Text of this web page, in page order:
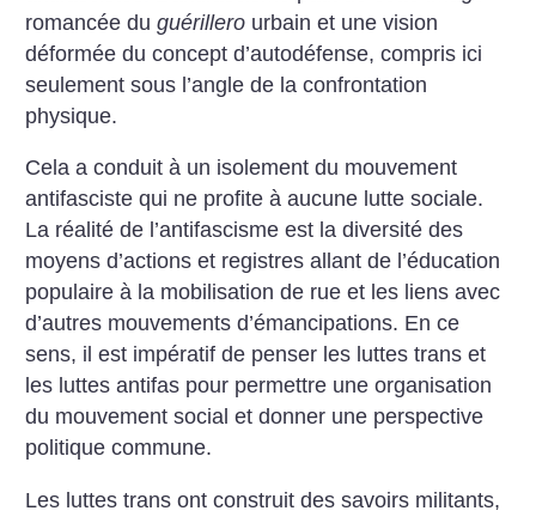
romancée duguérillero urbain et une vision
déformée du concept d’autodéfense, compris ici
seulement sous l’angle de la confrontation
physique.
Cela a conduit à un isolement du mouvement
antifasciste qui ne profite à aucune lutte sociale.
La réalité de l’antifascisme est la diversité des
moyens d’actions et registres allant de l’éducation
populaire à la mobilisation de rue et les liens avec
d’autres mouvements d’émancipations. En ce
sens, il est impératif de penser les luttes trans et
les luttes antifas pour permettre une organisation
du mouvement social et donner une perspective
politique commune.
Les luttes trans ont construit des savoirs militants,